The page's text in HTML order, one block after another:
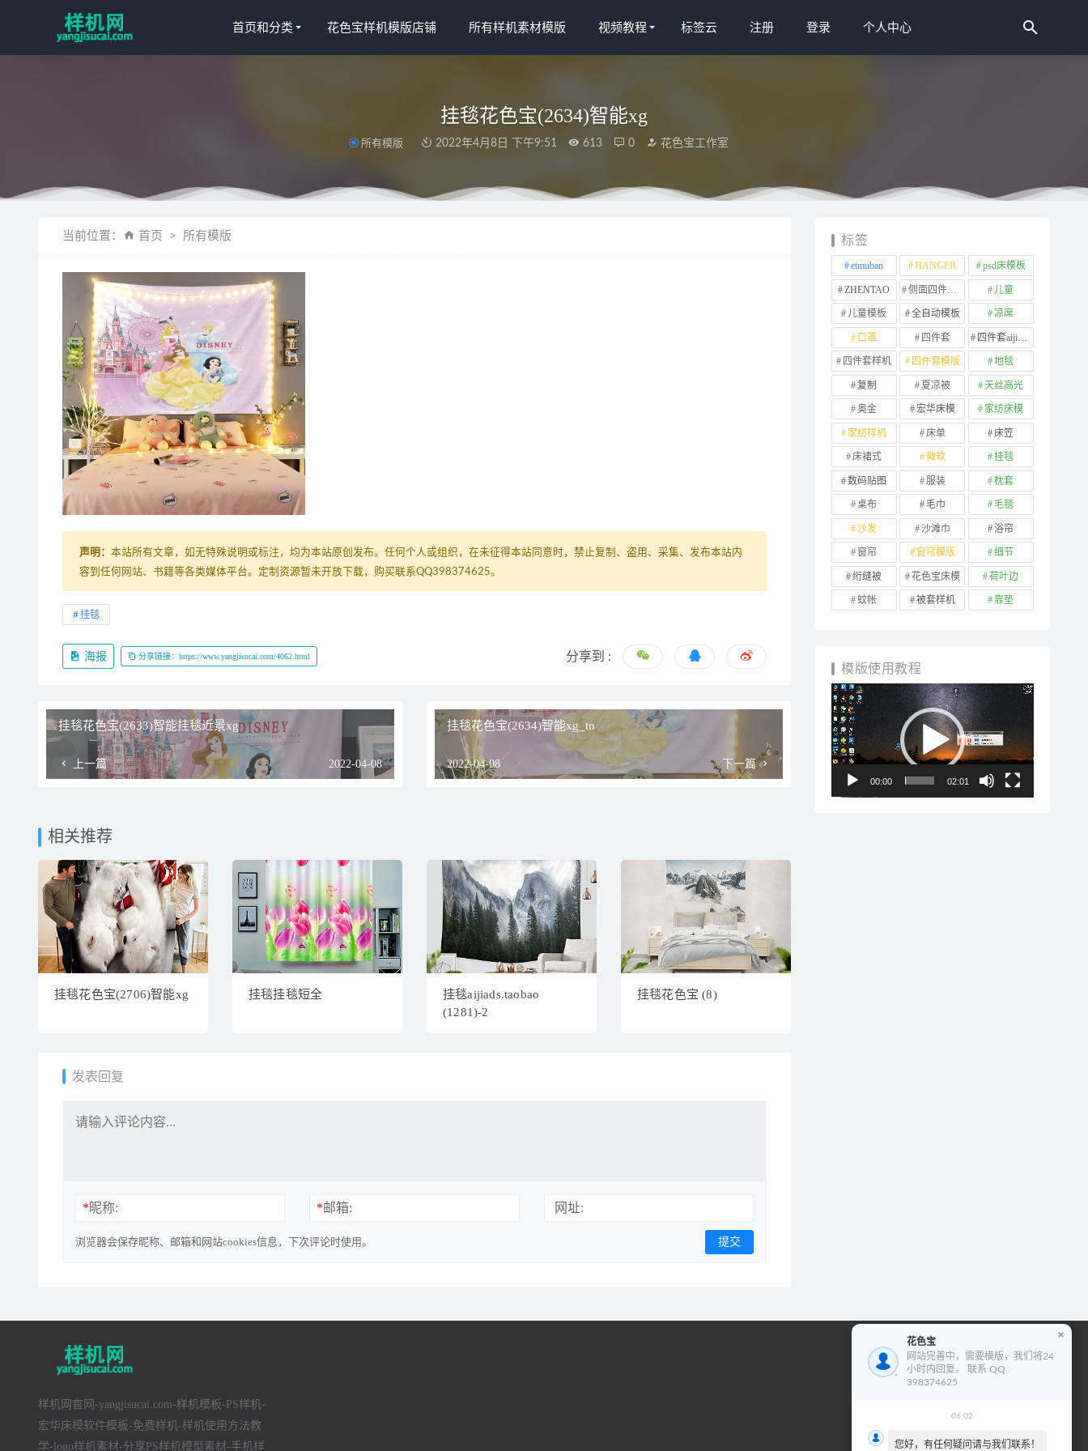
首页和分类 花色宝样机模版店铺 所有样机素材模版 视频教程 标签云 注册 登录 个人中心
挂毯花色宝(2634)智能xg
所有模版 2022年4月8日 下午9:51 613 0 花色宝工作室
当前位置： 首页 所有模版
声明： 本站所有文章，如无特殊说明或标注，均为本站原创发布。任何个人或组织，在未征得本站同意时，禁止复制、盗用、采集、发布本站内
容到任何网站、书籍等各类媒体平台。定制资源暂未开放下载，购买联系QQ398374625。
挂毯
海报 分享链接：https://www.yangjisucai.com/4062.html 分享到 :
挂毯花色宝(2633)智能挂毯近景xg
上一篇 2022-04-08
挂毯花色宝(2634)智能xg_tn
2022-04-08 下一篇
相关推荐
挂毯花色宝(2706)智能xg 挂毯挂毯短全
挂毯aijiads.taobao
(1281)-2
挂毯花色宝 (8)
发表回复
*昵称: *邮箱: 网址:
浏览器会保存昵称、邮箱和网站cookies信息，下次评论时使用。
标签
etmuban HANGFB psd床模板
ZHENTAO 侧面四件套样机 儿童
儿童模板 全自动模板 凉席
口罩 四件套 四件套aijiads.taobao (1639)
四件套样机 四件套模版 地毯
复制 夏凉被 天丝高光
奥金 宏华床模 家纺床模
家纺样机 床单 床笠
床裙式 微软 挂毯
数码贴图 服装 枕套
桌布 毛巾 毛毯
沙发 沙滩巾 浴帘
窗帘 窗帘模版 细节
绗缝被 花色宝床模 荷叶边
蚊帐 被套样机 靠垫
模版使用教程
视
频
播
放
00:00 02:01
样机网官网-yangjisucai.com-样机模板-PS样机-
宏华床模软件模板-免费样机-样机使用方法教
学-logo样机素材-分享PS样机模型素材-手机样
花色宝模版使用教程
视
00:00
数码贴图花色宝(2131)效果7 2022-03-19
花色宝
网站完善中，需要模版，我们将24
小时内回复。 联系 QQ
398374625
06:02
您好，有任何疑问请与我们联系！